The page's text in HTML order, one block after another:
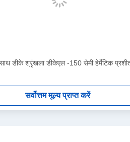
डीके श्रृंखला डीकेएल -150 सेमी हेर्मेटिक
सर्वोत्तम मूल्य प्राप्त करें